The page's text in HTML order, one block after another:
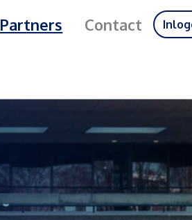
Partners Contact